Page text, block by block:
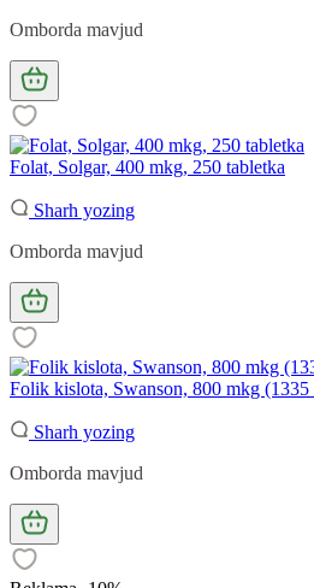
Omborda mavjud
Folat, Solgar, 400 mkg, 250 tabletka
Sharh yozing
Omborda mavjud
Folik kislota, Swanson, 800 mkg
Sharh yozing
Omborda mavjud